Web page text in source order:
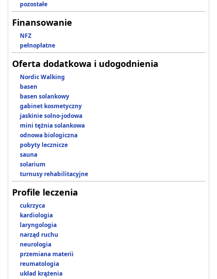
pozostałe
Finansowanie
NFZ
pełnopłatne
Oferta dodatkowa i udogodnienia
Nordic Walking
basen
basen solankowy
gabinet kosmetyczny
jaskinie solno-jodowa
mini tężnia solankowa
odnowa biologiczna
pobyty lecznicze
sauna
solarium
turnusy rehabilitacyjne
Profile leczenia
cukrzyca
kardiologia
laryngologia
narząd ruchu
neurologia
przemiana materii
reumatologia
układ krążenia